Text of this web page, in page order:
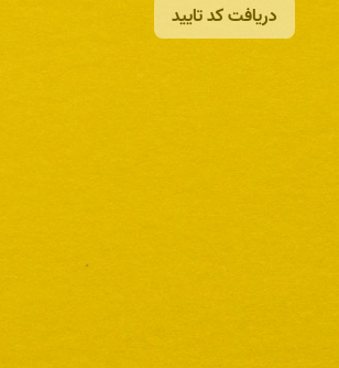
دریافت کد تایید